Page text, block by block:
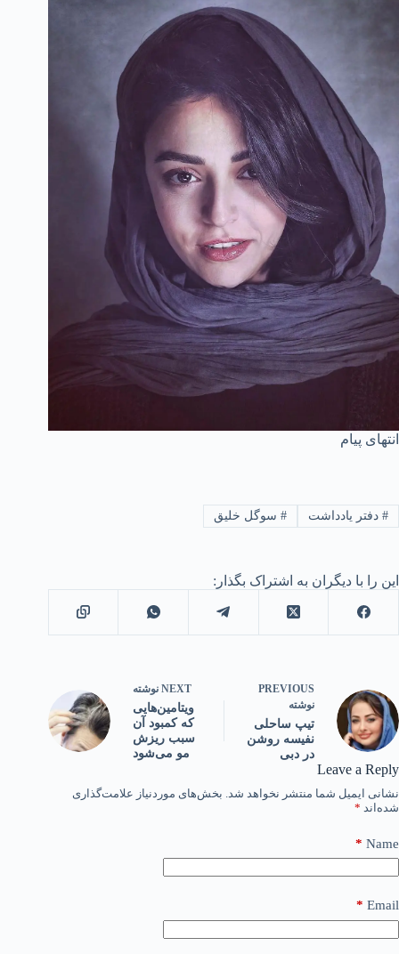
انتهای پیام
#دفتر یادداشت #سوگل خلیق
این را با دیگران به اشتراک بگذار:
PREVIOUS
نوشته
تیپ ساحلی
نفیسه روشن
در دبی
NEXT نوشته
ویتامین‌هایی
که کمبود آن
سبب ریزش
مو می‌شود
Leave a Reply
نشانی ایمیل شما منتشر نخواهد شد. بخش‌های موردنیاز علامت‌گذاری
شده‌اند *
Name
*
Email
*